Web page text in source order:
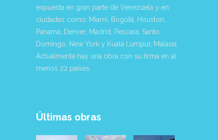
expuesta en gran parte de Venezuela y en
ciudades como: Miami, Bogotá, Houston,
Panamá, Denver, Madrid, Pescara, Santo
Domingo, New York y Kuala Lumpur, Malasia.
Actualmente hay una obra con su firma en al
menos 22 países.
Últimas obras